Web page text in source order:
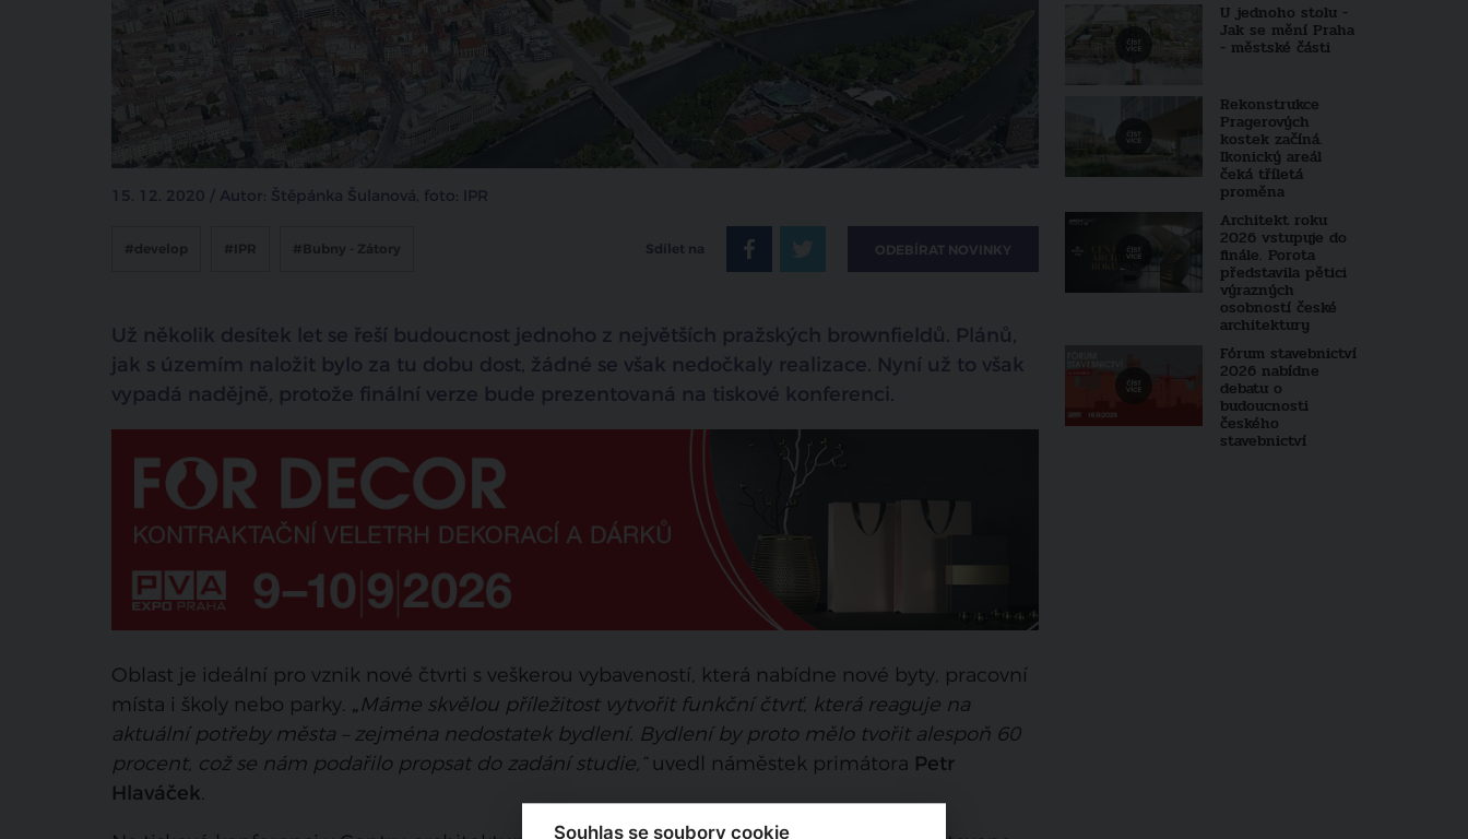
15. 12. 2020 / Autor: Štěpánka Šulanová, foto: IPR
#develop #IPR #Bubny - Zátory Sdílet na ODEBÍRAT NOVINKY
Už několik desítek let se řeší budoucnost jednoho z největších pražských brownfieldů. Plánů,
jak s územím naložit bylo za tu dobu dost, žádné se však nedočkaly realizace. Nyní už to však
vypadá nadějně, protože finální verze bude prezentovaná na tiskové konferenci.
Oblast je ideální pro vznik nové čtvrti s veškerou vybaveností, která nabídne nové byty, pracovní
místa i školy nebo parky. „Máme skvělou příležitost vytvořit funkční čtvrť, která reaguje na
aktuální potřeby města – zejména nedostatek bydlení. Bydlení by proto mělo tvořit alespoň 60
procent, což se nám podařilo propsat do zadání studie,“uvedl náměstek primátora Petr
Hlaváček.
U jednoho stolu -
Jak se mění Praha
- městské části
Rekonstrukce
Pragerových
kostek začíná.
Ikonický areál
čeká tříletá
proměna
Architekt roku
2026 vstupuje do
finále. Porota
představila pětici
výrazných
osobností české
architektury
Fórum stavebnictví
2026 nabídne
debatu o
budoucnosti
českého
stavebnictví
Souhlas se soubory cookie